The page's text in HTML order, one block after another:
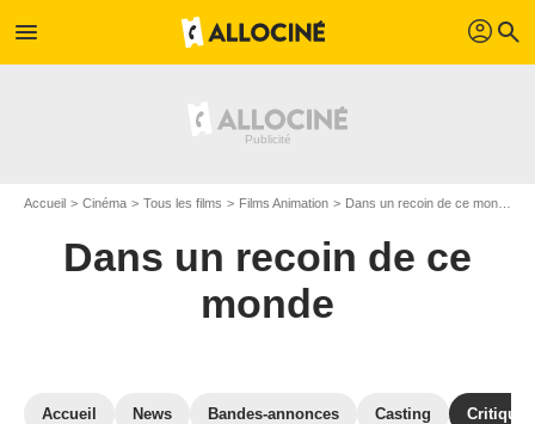
menu profil search
Accueil Cinéma Tous les films Films Animation Dans un recoin de ce monde
Dans un recoin de ce
monde
Accueil News Bandes-annonces Casting